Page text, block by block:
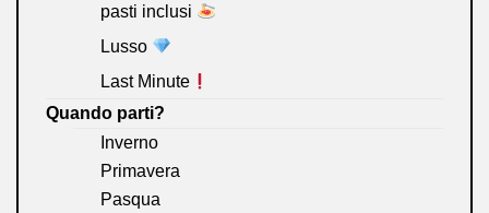
pasti inclusi
Lusso
Last Minute
Quando parti?
Inverno
Primavera
Pasqua